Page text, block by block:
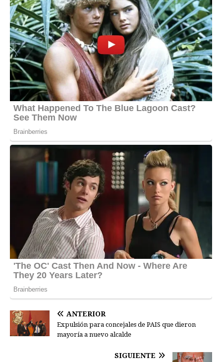
ANTERIOR
Expulsión para concejales de PAIS que dieron
mayoría a nuevo alcalde
SIGUIENTE